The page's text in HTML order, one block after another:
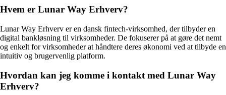
Hvem er Lunar Way Erhverv?
Lunar Way Erhverv er en dansk fintech-virksomhed, der tilbyder en
digital bankløsning til virksomheder. De fokuserer på at gøre det nemt
og enkelt for virksomheder at håndtere deres økonomi ved at tilbyde en
intuitiv og brugervenlig platform.
Hvordan kan jeg komme i kontakt med Lunar Way
Erhverv?